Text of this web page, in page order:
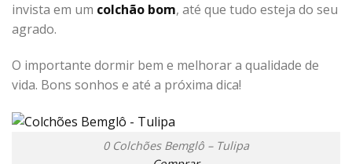
invista em um colchão bom, até que tudo esteja do seu
agrado.
O importante dormir bem e melhorar a qualidade de
vida. Bons sonhos e até a próxima dica!
0 Colchões Bemglô – Tulipa